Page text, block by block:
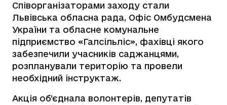
Співорганізаторами заходу стали
Львівська обласна рада, Офіс Омбудсмена
України та обласне комунальне
підприємство «Галсільліс», фахівці якого
забезпечили учасників саджанцями,
розпланували територію та провели
необхідний інструктаж.
Акція об’єднала волонтерів, депутатів